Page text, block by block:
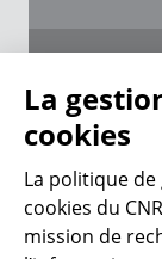
La
cookies
La politique
cookies du
mission de